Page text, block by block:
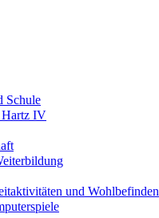
Schule
IV
und Wohlbefinden